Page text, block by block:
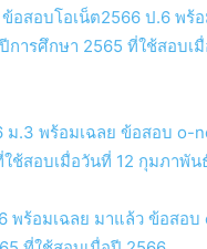
ข้อสอบโอเน็ต2566 ป.6 พร้
ารศึกษา 2565 ที่ใช้สอบเมื่
ม.3 พร้อมเฉลย ข้อสอบ o-
ช้สอบเมื่อวันที่ 12 กุมภาพัน
พร้อมเฉลย มาแล้ว ข้อสอ